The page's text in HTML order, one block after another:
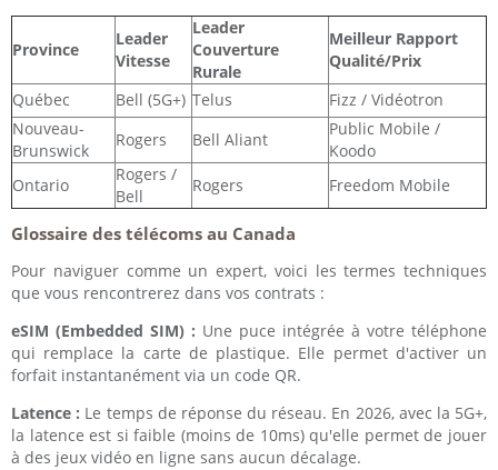
Province
Leader
Vitesse
Leader
Couverture
Rurale
Meilleur Rapport
Qualité/Prix
Québec
Bell (5G+) Telus
Fizz / Vidéotron
Nouveau-
Brunswick
Rogers Bell Aliant
Public Mobile /
Koodo
Ontario
Rogers /
Bell
Rogers Freedom Mobile
Glossaire des télécoms au Canada
Pour naviguer comme un expert, voici les termes techniques
que vous rencontrerez dans vos contrats :
eSIM (Embedded SIM) : Une puce intégrée à votre téléphone
qui remplace la carte de plastique. Elle permet d'activer un
forfait instantanément via un code QR.
Latence : Le temps de réponse du réseau. En 2026, avec la 5G+,
la latence est si faible (moins de 10ms) qu'elle permet de jouer
à des jeux vidéo en ligne sans aucun décalage.